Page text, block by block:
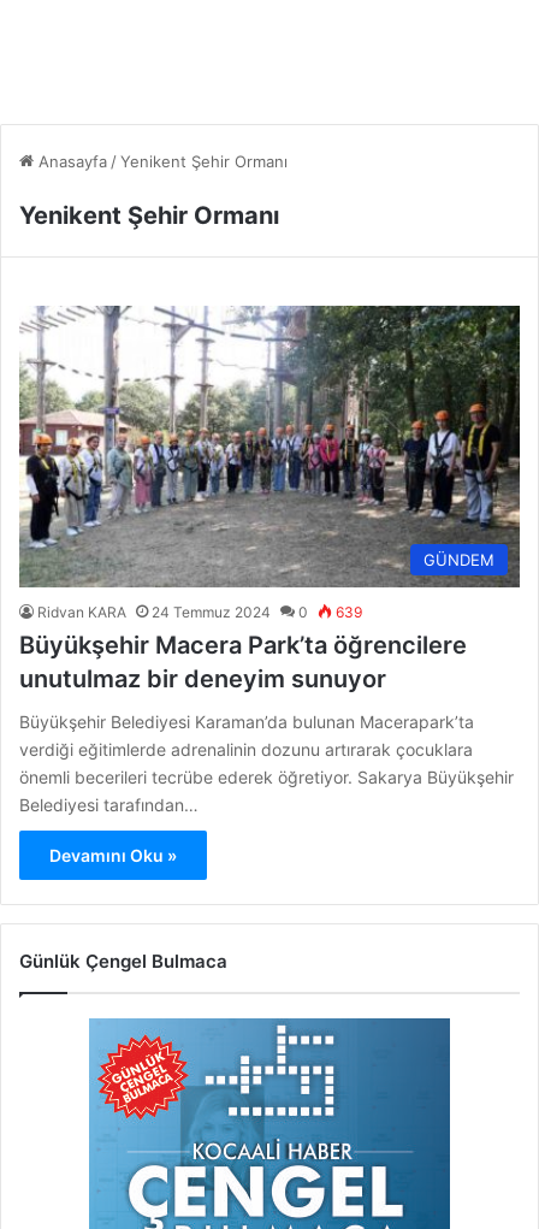
Anasayfa /Yenikent Şehir Ormanı
Yenikent Şehir Ormanı
GÜNDEM
Ridvan KARA 24 Temmuz 2024 0 639
Büyükşehir Macera Park’ta öğrencilere
unutulmaz bir deneyim sunuyor
Büyükşehir Belediyesi Karaman’da bulunan Macerapark’ta
verdiği eğitimlerde adrenalinin dozunu artırarak çocuklara
önemli becerileri tecrübe ederek öğretiyor. Sakarya Büyükşehir
Belediyesi tarafından…
Devamını Oku »
Günlük Çengel Bulmaca